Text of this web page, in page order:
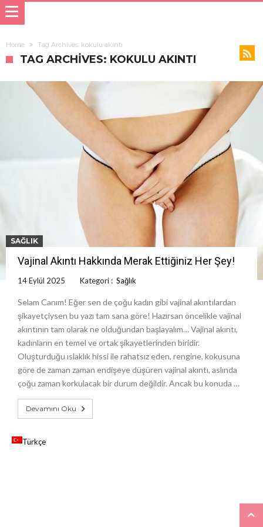
Home Tag Archives: kokulu akıntı
TAG ARCHIVES: KOKULU AKINTI
SAĞLIK
Vajinal Akıntı Hakkında Merak Ettiğiniz Her Şey!
14 Eylül 2025 Kategori : Sağlık
Selam Canım! Eğer sen de çoğu kadın gibi vajinal akıntılardan
şikayetçiysen bu yazı tam sana göre! Hazırsan öncelikle vajinal
akıntının tam olarak ne olduğundan başlayalım… Vajinal akıntı,
kadınların en temel ve ortak şikayetlerinden biridir.
Oluşturduğu ıslaklık hissi ile rahatsız eden, rengine, kokusuna
göre de zaman zaman endişeye düşüren vajinal akıntı, aslında
çoğu zaman korkulacak bir durum değildir. Ancak bu konuda …
Devamını Oku
Türkçe